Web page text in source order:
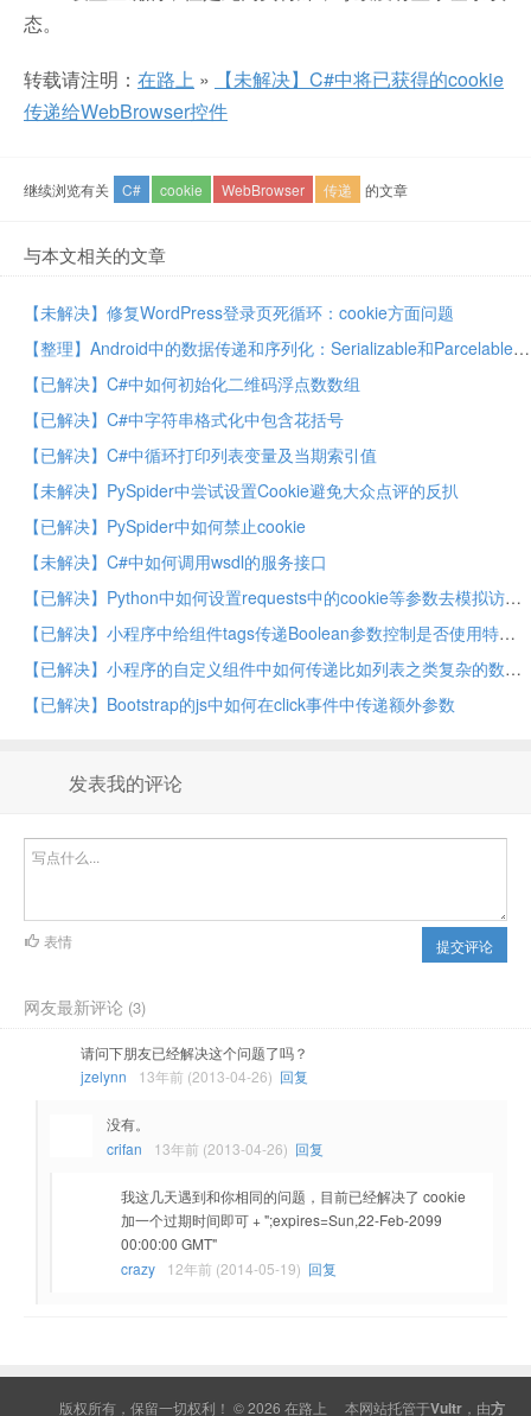
态。
转载请注明： 在路上 »
【未解决】C#中将已获得的cookie
传递给WebBrowser控件
继续浏览有关 C# cookie WebBrowser 传递 的文章
与本文相关的文章
【未解决】修复WordPress登录页死循环：cookie方面问题
【整理】Android中的数据传递和序列化：Serializable和Parcelable
【已解决】C#中如何初始化二维码浮点数数组
【已解决】C#中字符串格式化中包含花括号
【已解决】C#中循环打印列表变量及当期索引值
【未解决】PySpider中尝试设置Cookie避免大众点评的反扒
【已解决】PySpider中如何禁止cookie
【未解决】C#中如何调用wsdl的服务接口
【已解决】Python中如何设置requests中的cookie等参数去模拟访问获取QQ空间的接口
【已解决】小程序中给组件tags传递Boolean参数控制是否使用特殊样式
【已解决】小程序的自定义组件中如何传递比如列表之类复杂的数据类型
【已解决】Bootstrap的js中如何在click事件中传递额外参数
发表我的评论
提交评论
表情
网友最新评论 (3)
请问下朋友已经解决这个问题了吗？
jzelynn
13年前 (2013-04-26) 回复
没有。
crifan
13年前 (2013-04-26) 回复
我这几天遇到和你相同的问题，目前已经解决了 cookie
加一个过期时间即可 + ";expires=Sun,22-Feb-2099
00:00:00 GMT"
crazy
12年前 (2014-05-19) 回复
版权所有，保留一切权利！ © 2026 在路上 本网站托管于Vultr ，由方